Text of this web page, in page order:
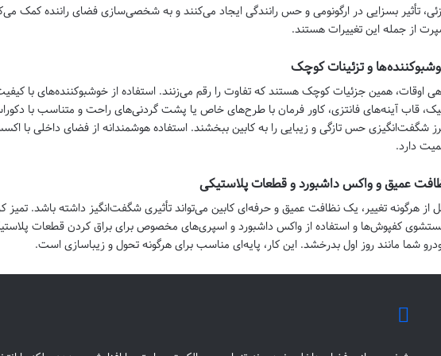
تأثیر بسزایی در ارگونومی و حس رانندگی ایجاد می‌کنند و به شخصی‌سازی فضای راننده کمک
از جمله این تغییرات هستند.
و تزئینات کوچک
اوقات، همین جزئیات کوچک هستند که تفاوت را رقم می‌زنند. استفاده از خوشبوکننده‌های با
قاب آینه‌های فانتزی، کاور فرمان با طرح‌های خاص یا پشت گردنی‌های راحت و متناسب با
شگفت‌انگیزی حس تازگی و زیبایی را به کابین ببخشند. استفاده هوشمندانه از فضای داخلی با
دارد.
عمیق و واکس داشبورد و قطعات پلاستیکی
از هرگونه تغییر، یک نظافت عمیق و حرفه‌ای کابین می‌تواند تأثیری شگفت‌انگیز داشته باشد.
کفپوش‌ها و استفاده از واکس داشبورد و اسپری‌های مخصوص برای براق کردن قطعات
شما مانند روز اول بدرخشد. این کار، پایه‌ای مناسب برای هرگونه تحول و زیباسازی است.